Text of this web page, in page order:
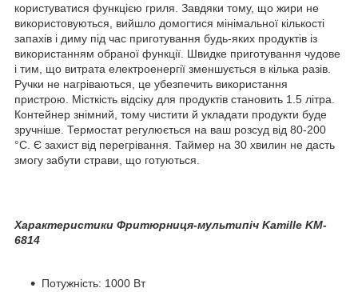
користуватися функцією гриля. Завдяки тому, що жири не
використовуються, вийшло домогтися мінімальної кількості
запахів і диму під час приготування будь-яких продуктів із
використанням обраної функції. Швидке приготування чудове
і тим, що витрата електроенергії зменшується в кілька разів.
Ручки не нагріваються, це убезпечить використання
пристрою. Місткість відсіку для продуктів становить 1.5 літра.
Контейнер знімний, тому чистити й укладати продукти буде
зручніше. Термостат регулюється на ваш розсуд від 80-200
°C. Є захист від перегрівання. Таймер на 30 хвилин не дасть
змогу забути страви, що готуються.
Характеристики Фритюрниця-мультипіч Kamille KM-
6814
Потужність: 1000 Вт